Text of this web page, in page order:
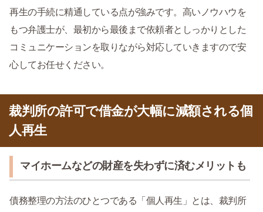
再生の手続に精通している点が強みです。高いノウハウを
もつ弁護士が、最初から最後まで依頼者としっかりとした
コミュニケーションを取りながら対応していきますので安
心してお任せください。
裁判所の許可で借金が大幅に減額される個
人再生
マイホームなどの財産を失わずに済むメリットも
債務整理の方法のひとつである「個人再生」とは、裁判所